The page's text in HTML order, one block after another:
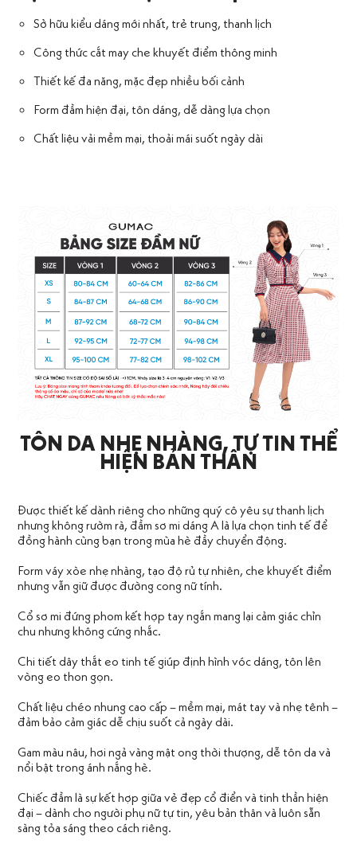
Sở hữu kiểu dáng mới nhất, trẻ trung, thanh lịch
Công thức cắt may che khuyết điểm thông minh
Thiết kế đa năng, mặc đẹp nhiều bối cảnh
Form đầm hiện đại, tôn dáng, dễ dàng lựa chọn
Chất liệu vải mềm mại, thoải mái suốt ngày dài
TÔN DA NHẸ NHÀNG, TỰ TIN THỂ
HIỆN BẢN THÂN
Được thiết kế dành riêng cho những quý cô yêu sự thanh lịch
nhưng không rườm rà, đầm sơ mi dáng A là lựa chọn tinh tế để
đồng hành cùng bạn trong mùa hè đầy chuyển động.
Form váy xòe nhẹ nhàng, tạo độ rủ tự nhiên, che khuyết điểm
nhưng vẫn giữ được đường cong nữ tính.
Cổ sơ mi đứng phom kết hợp tay ngắn mang lại cảm giác chỉn
chu nhưng không cứng nhắc.
Chi tiết dây thắt eo tinh tế giúp định hình vóc dáng, tôn lên
vòng eo thon gọn.
Chất liệu chéo nhung cao cấp – mềm mại, mát tay và nhẹ tênh –
đảm bảo cảm giác dễ chịu suốt cả ngày dài.
Gam màu nâu, hơi ngả vàng mật ong thời thượng, dễ tôn da và
nổi bật trong ánh nắng hè.
Chiếc đầm là sự kết hợp giữa vẻ đẹp cổ điển và tinh thần hiện
đại – dành cho người phụ nữ tự tin, yêu bản thân và luôn sẵn
sàng tỏa sáng theo cách riêng.